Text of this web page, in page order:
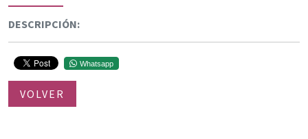
DESCRIPCIÓN:
Whatsapp
VOLVER